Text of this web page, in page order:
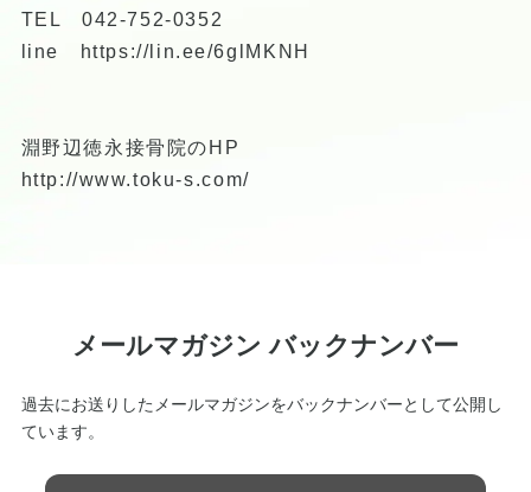
TEL 042-752-0352
line
https://lin.ee/6glMKNH
淵野辺徳永接骨院のHP
http://www.toku-s.com/
メールマガジン バックナンバー
過去にお送りしたメールマガジンをバックナンバーとして公開し
ています。